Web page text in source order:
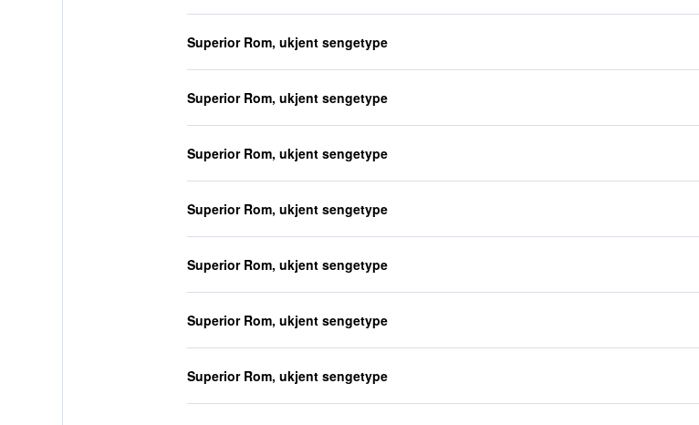
Superior Rom, ukjent sengetype
Superior Rom, ukjent sengetype
Superior Rom, ukjent sengetype
Superior Rom, ukjent sengetype
Superior Rom, ukjent sengetype
Superior Rom, ukjent sengetype
Superior Rom, ukjent sengetype